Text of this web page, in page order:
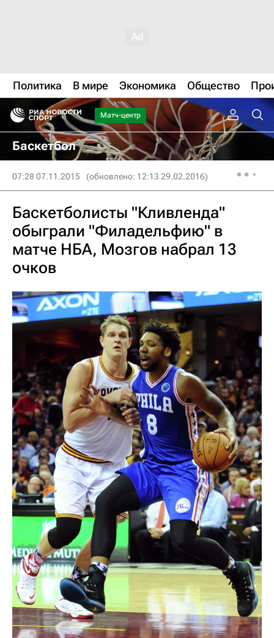
Политика В мире Экономика Общество
Матч-центр
Баскетбол
07:28 07.11.2015 (обновлено: 12:13 29.02.2016)
Баскетболисты "Кливленда"
обыграли "Филадельфию" в
матче НБА, Мозгов набрал 13
очков